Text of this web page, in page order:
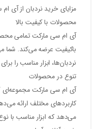
مزایای خرید نردبان از آی
محصولات با کیفیت بالا
آی ام سی مارکت تمامی
باکیفیت عرضه می‌کند. شما
نردبان‌ها، ابزار مناسب را
تنوع در محصولات
آی ام سی مارکت مجموعه‌ای
کاربردهای مختلف ارائه
می‌دهد که ابزار مناسب با